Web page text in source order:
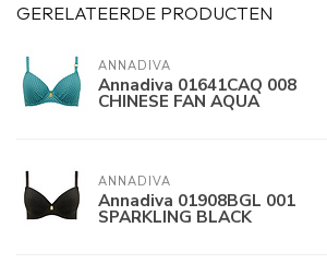
GERELATEERDE PRODUCTEN
ANNADIVA
Annadiva 01641CAQ 008
CHINESE FAN AQUA
ANNADIVA
Annadiva 01908BGL 001
SPARKLING BLACK